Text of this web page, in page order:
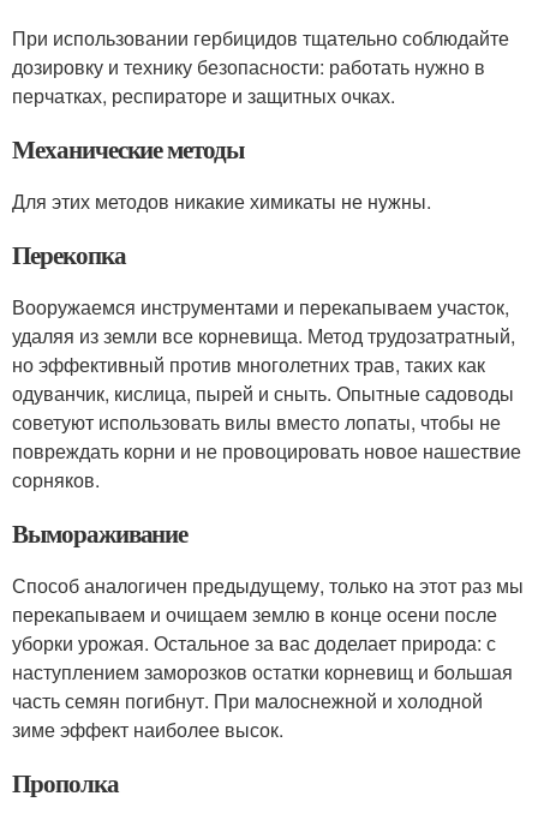
При использовании гербицидов тщательно соблюдайте
дозировку и технику безопасности: работать нужно в
перчатках, респираторе и защитных очках.
Механические методы
Для этих методов никакие химикаты не нужны.
Перекопка
Вооружаемся инструментами и перекапываем участок,
удаляя из земли все корневища. Метод трудозатратный,
но эффективный против многолетних трав, таких как
одуванчик, кислица, пырей и сныть. Опытные садоводы
советуют использовать вилы вместо лопаты, чтобы не
повреждать корни и не провоцировать новое нашествие
сорняков.
Вымораживание
Способ аналогичен предыдущему, только на этот раз мы
перекапываем и очищаем землю в конце осени после
уборки урожая. Остальное за вас доделает природа: с
наступлением заморозков остатки корневищ и большая
часть семян погибнут. При малоснежной и холодной
зиме эффект наиболее высок.
Прополка